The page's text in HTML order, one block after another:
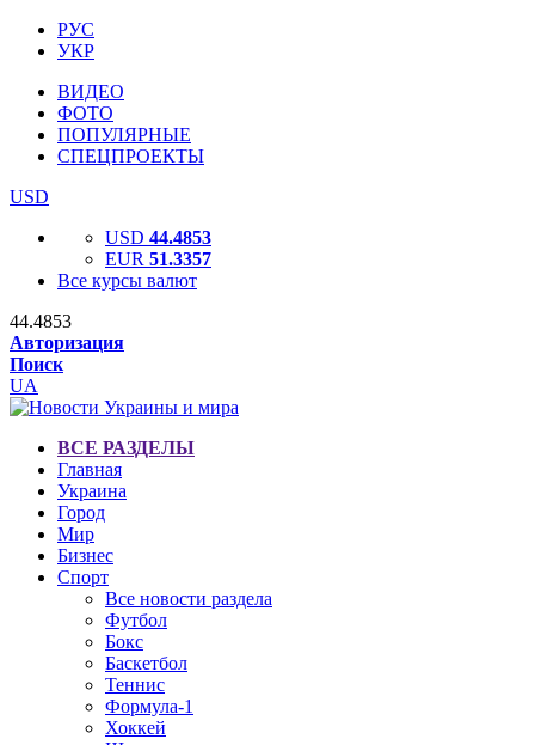
РУС
УКР
ВИДЕО
ФОТО
ПОПУЛЯРНЫЕ
СПЕЦПРОЕКТЫ
USD
USD 44.4853
EUR 51.3357
Все курсы валют
44.4853
Авторизация
Поиск
UA
ВСЕ РАЗДЕЛЫ
Главная
Украина
Город
Мир
Бизнес
Спорт
Все новости раздела
Футбол
Бокс
Баскетбол
Теннис
Формула-1
Хоккей